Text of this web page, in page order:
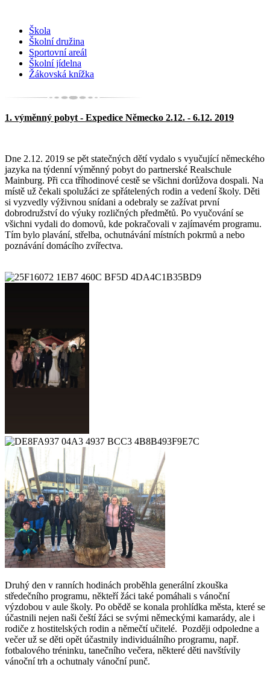
Škola
Školní družina
Sportovní areál
Školní jídelna
Žákovská knížka
1. výměnný pobyt - Expedice Německo 2.12. - 6.12. 2019
Dne 2.12. 2019 se pět statečných dětí vydalo s vyučující německého
jazyka na týdenní výměnný pobyt do partnerské Realschule
Mainburg. Při cca tříhodinové cestě se všichni dorůžova dospali. Na
místě už čekali spolužáci ze spřátelených rodin a vedení školy. Děti
si vyzvedly výživnou snídani a odebraly se zažívat první
dobrodružství do výuky rozličných předmětů. Po vyučování se
všichni vydali do domovů, kde pokračovali v zajímavém programu.
Tím bylo plavání, střelba, ochutnávání místních pokrmů a nebo
poznávání domácího zvířectva.
Druhý den v ranních hodinách proběhla generální zkouška
středečního programu, někteří žáci také pomáhali s vánoční
výzdobou v aule školy. Po obědě se konala prohlídka města, které se
účastnili nejen naši čeští žáci se svými německými kamarády, ale i
rodiče z hostitelských rodin a němečtí učitelé. Později odpoledne a
večer už se děti opět účastnily individuálního programu, např.
fotbalového tréninku, tanečního večera, některé děti navštívily
vánoční trh a ochutnaly vánoční punč.